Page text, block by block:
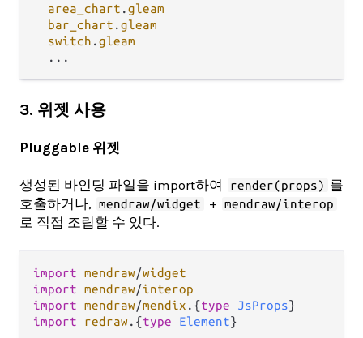
area_chart .gleam
bar_chart .gleam
switch .gleam
...
3. 위젯 사용
Pluggable 위젯
생성된 바인딩 파일을 import하여 render(props) 를
호출하거나,
mendraw/widget + mendraw/interop
로 직접 조립할 수 있다.
import mendraw/widget
import mendraw/interop
import mendraw/mendix . {type JsProps
import
redraw. {type Element}